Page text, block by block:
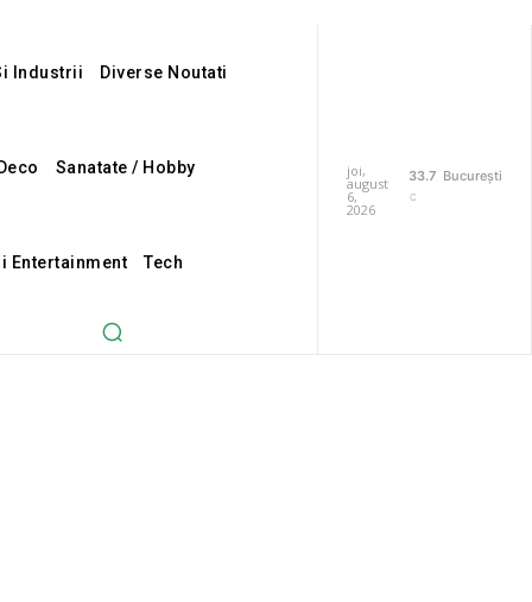
Industrii Diverse Noutati
Sanatate / Hobby
Entertainment Tech
joi,
august
6,
2026
33.7
C
București